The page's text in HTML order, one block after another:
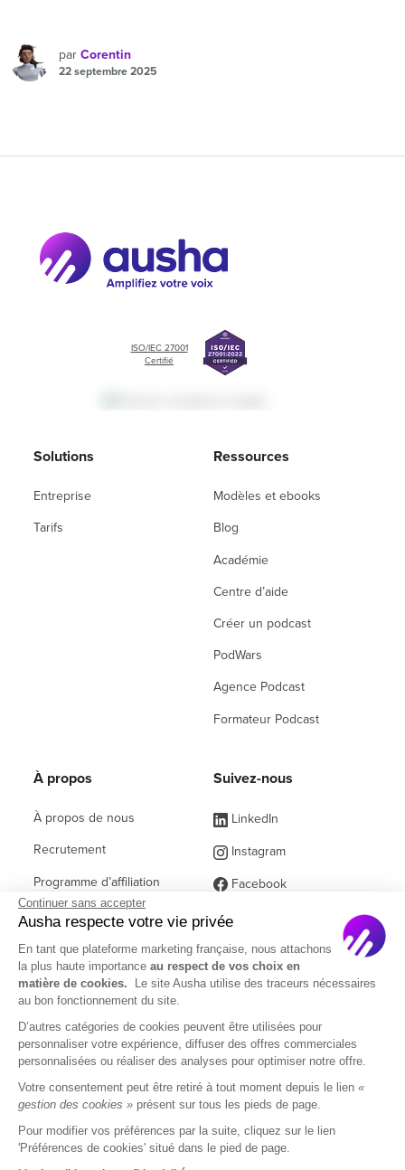
par Corentin
22 septembre 2025
ISO/IEC 27001
Certifié
Solutions
Entreprise
Tarifs
Ressources
Modèles et ebooks
Blog
Académie
Centre d’aide
Créer un podcast
PodWars
Agence Podcast
Formateur Podcast
À propos
À propos de nous
Recrutement
Programme d’affiliation
Contact commercial
Partenaires
Questions fréquentes
Suivez-nous
LinkedIn
Instagram
Facebook
(ex Twitter)
Mentions Légales CGU
CGA
Continuer sans accepter
Ausha respecte votre vie privée
En tant que plateforme marketing française, nous attachons
la plus haute importance au respect de vos choix en
matière de cookies.
Le site Ausha utilise des traceurs nécessaires
au bon fonctionnement du site.
D’autres catégories de cookies peuvent être utilisées pour
personnaliser votre expérience, diffuser des offres commerciales
personnalisées ou réaliser des analyses pour optimiser notre offre.
Votre consentement peut être retiré à tout moment depuis le lien «
gestion des cookies » présent sur tous les pieds de page.
Pour modifier vos préférences par la suite, cliquez sur le lien
'Préférences de cookies' situé dans le pied de page.